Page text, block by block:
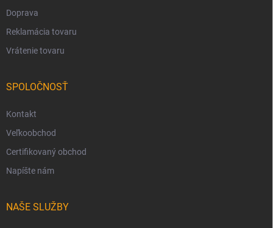
Doprava
Reklamácia tovaru
Vrátenie tovaru
SPOLOČNOSŤ
Kontakt
Veľkoobchod
Certifikovaný obchod
Napíšte nám
NAŠE SLUŽBY